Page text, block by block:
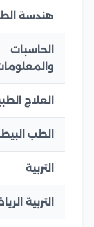
هندسة
الحاسبات
العلاج
الطب
التربية
التربية